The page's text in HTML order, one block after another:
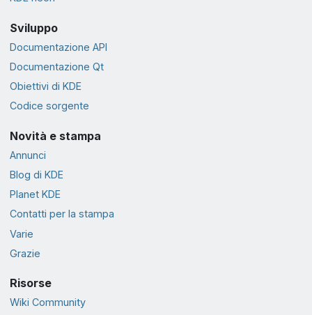
Sviluppo
Documentazione API
Documentazione Qt
Obiettivi di KDE
Codice sorgente
Novità e stampa
Annunci
Blog di KDE
Planet KDE
Contatti per la stampa
Varie
Grazie
Risorse
Wiki Community